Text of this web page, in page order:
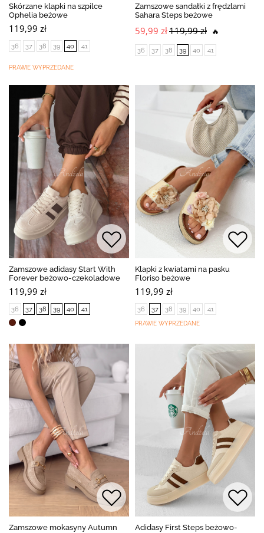
Skórzane klapki na szpilce
Ophelia beżowe
119,99 zł
36 37 38 39 40 41
PRAWIE WYPRZEDANE
Zamszowe sandałki z frędzlami
Sahara Steps beżowe
59,99 zł119,99 zł 🔥
36 37 38 39 40 41
Zamszowe adidasy Start With
Forever beżowo-czekoladowe
119,99 zł
36 37 38 39 40 41
Klapki z kwiatami na pasku
Floriso beżowe
119,99 zł
36 37 38 39 40 41
PRAWIE WYPRZEDANE
Zamszowe mokasyny Autumn
Adidasy First Steps beżowo-